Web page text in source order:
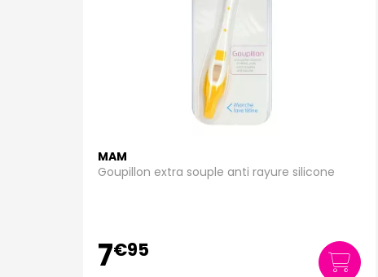
MAM
Goupillon extra souple anti rayure silicone
7€95